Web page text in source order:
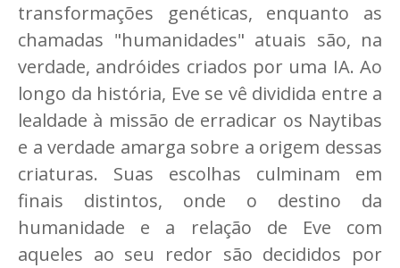
transformações genéticas, enquanto as
chamadas "humanidades" atuais são, na
verdade, andróides criados por uma IA. Ao
longo da história, Eve se vê dividida entre a
lealdade à missão de erradicar os Naytibas
e a verdade amarga sobre a origem dessas
criaturas. Suas escolhas culminam em
finais distintos, onde o destino da
humanidade e a relação de Eve com
aqueles ao seu redor são decididos por